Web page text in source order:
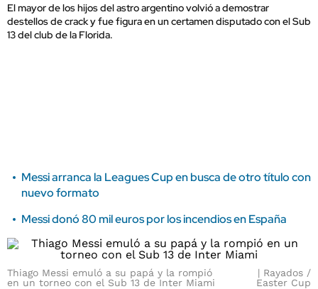
El mayor de los hijos del astro argentino volvió a demostrar
destellos de crack y fue figura en un certamen disputado con el Sub
13 del club de la Florida.
Messi arranca la Leagues Cup en busca de otro título con
nuevo formato
Messi donó 80 mil euros por los incendios en España
Thiago Messi emuló a su papá y la rompió
en un torneo con el Sub 13 de Inter Miami
Rayados /
Easter Cup